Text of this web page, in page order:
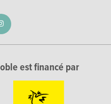
est financé par